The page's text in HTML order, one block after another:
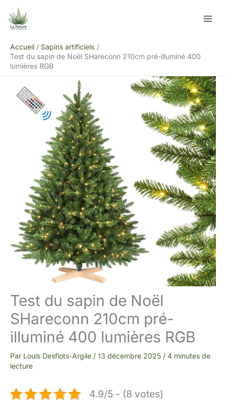
contenu
Accueil
Sapins artificiels
Test du sapin de Noël SHareconn 210cm pré-illuminé 400
lumières RGB
Test du sapin de Noël
SHareconn 210cm pré-
illuminé 400 lumières RGB
Par Louis Desflots-Argile / 13 décembre 2025 / 4 minutes de
lecture
4.9/5 - (8 votes)
e
h
e